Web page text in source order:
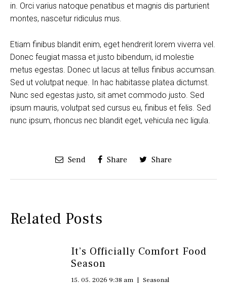
in. Orci varius natoque penatibus et magnis dis parturient
montes, nascetur ridiculus mus.
Etiam finibus blandit enim, eget hendrerit lorem viverra vel.
Donec feugiat massa et justo bibendum, id molestie
metus egestas. Donec ut lacus at tellus finibus accumsan.
Sed ut volutpat neque. In hac habitasse platea dictumst.
Nunc sed egestas justo, sit amet commodo justo. Sed
ipsum mauris, volutpat sed cursus eu, finibus et felis. Sed
nunc ipsum, rhoncus nec blandit eget, vehicula nec ligula.
Send Share Share
Related Posts
It’s Officially Comfort Food
Season
15. 05. 2026 9:38 am | Seasonal